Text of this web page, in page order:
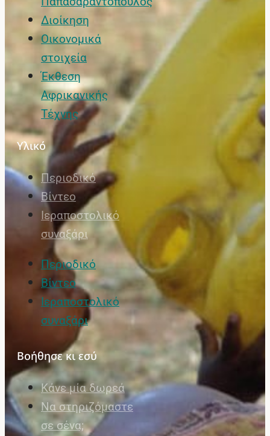
Διοίκηση
Οικονομικά
στοιχεία
Έκθεση
Αφρικανικής
Τέχνης
Υλικό
Περιοδικό
Βίντεο
Ιεραποστολικό
συναξάρι
Περιοδικό
Βίντεο
Ιεραποστολικό
συναξάρι
Βοήθησε κι εσύ
Κάνε μία δωρεά
Να στηριζόμαστε
σε σένα;